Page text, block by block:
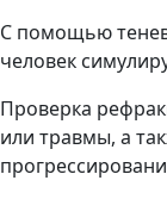
С помощью
человек
Проверка
или травмы, а